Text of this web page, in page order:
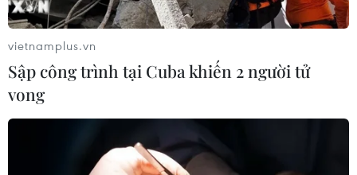
lực lượng trước trận quyết đấu tuyển
Việt Nam
03/08/2026 07:21
Làn sóng phản đối lan khắp châu Âu,
vietnamplus.vn
Sập công trình tại Cuba khiến 2 người tử
vong